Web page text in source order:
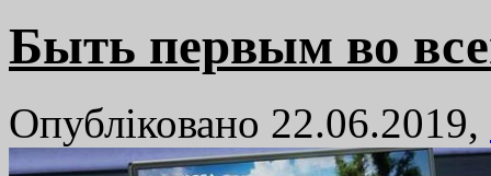
Быть первым во
Опубліковано 22.06.2019,